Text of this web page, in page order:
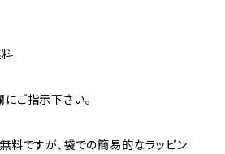
ご指示下さい。
料ですが、袋での簡易的なラッピン